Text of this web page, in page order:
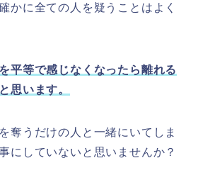
かに全ての人を疑うことはよく
平等で感じなくなったら離れる
思います。
奪うだけの人と一緒にいてしま
にしていないと思いませんか？